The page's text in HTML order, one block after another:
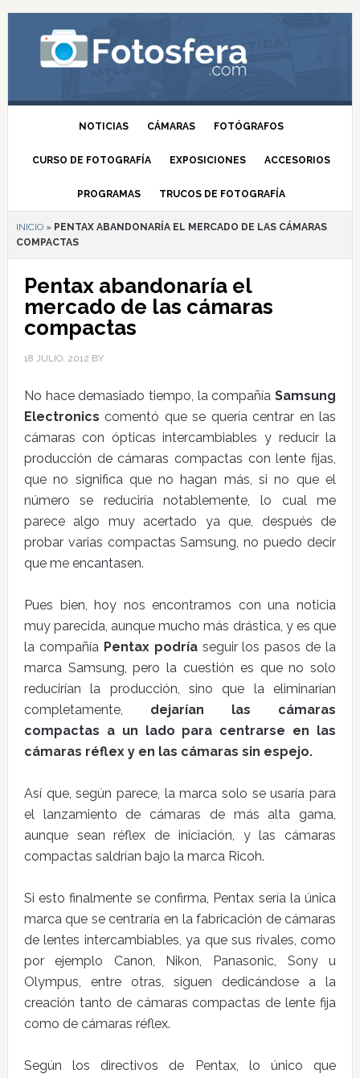
NOTICIAS CÁMARAS FOTÓGRAFOS
CURSO DE FOTOGRAFÍA EXPOSICIONES ACCESORIOS
PROGRAMAS TRUCOS DE FOTOGRAFÍA
INICIO» PENTAX ABANDONARÍA EL MERCADO DE LAS CÁMARAS
COMPACTAS
Pentax abandonaría el
mercado de las cámaras
compactas
18 JULIO, 2012 BY
No hace demasiado tiempo, la compañíaSamsung
Electronics comentó que se quería centrar en las
cámaras con ópticas intercambiables y reducir la
producción de cámaras compactas con lente fijas,
que no significa que no hagan más, si no que el
número se reduciría notablemente, lo cual me
parece algo muy acertado ya que, después de
probar varias compactas Samsung, no puedo decir
que me encantasen.
Pues bien, hoy nos encontramos con una noticia
muy parecida, aunque mucho más drástica, y es que
la compañía Pentax podríaseguir los pasos de la
marca Samsung, pero la cuestión es que no solo
reducirían la producción, sino que la eliminarían
completamente, dejarían las cámaras
compactas a un lado para centrarse en las
cámaras réflex y en las cámaras sin espejo.
Así que, según parece, la marca solo se usaría para
el lanzamiento de cámaras de más alta gama,
aunque sean réflex de iniciación, y las cámaras
compactas saldrían bajo la marca Ricoh.
Si esto finalmente se confirma, Pentax sería la única
marca que se centraría en la fabricación de cámaras
de lentes intercambiables, ya que sus rivales, como
por ejemplo Canon, Nikon, Panasonic, Sony u
Olympus, entre otras, siguen dedicándose a la
creación tanto de cámaras compactas de lente fija
como de cámaras réflex.
Según los directivos de Pentax, lo único que